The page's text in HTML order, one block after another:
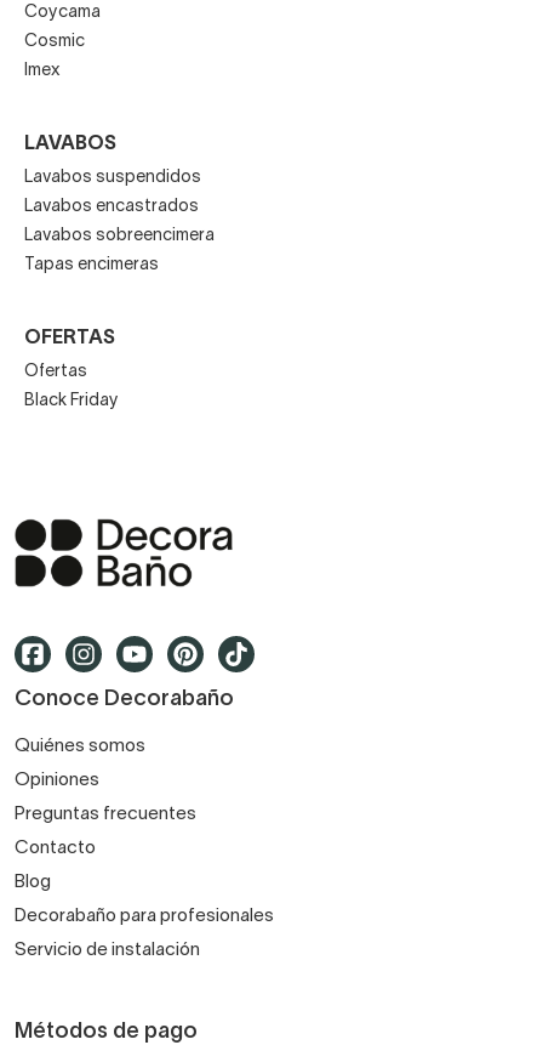
Coycama
Cosmic
Imex
LAVABOS
Lavabos suspendidos
Lavabos encastrados
Lavabos sobreencimera
Tapas encimeras
OFERTAS
Ofertas
Black Friday
Conoce Decorabaño
Quiénes somos
Opiniones
Preguntas frecuentes
Contacto
Blog
Decorabaño para profesionales
Servicio de instalación
Métodos de pago